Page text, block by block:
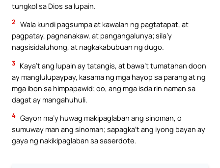
tungkol sa Dios sa lupain.
2 Wala kundi pagsumpa at kawalan ng pagtatapat, at
pagpatay, pagnanakaw, at pangangalunya; sila’y
nagsisidaluhong, at nagkakabubuan ng dugo.
3 Kaya’t ang lupain ay tatangis, at bawa’t tumatahan doon
ay manglulupaypay, kasama ng mga hayop sa parang at ng
mga ibon sa himpapawid; oo, ang mga isda rin naman sa
dagat ay mangahuhuli.
4 Gayon ma’y huwag makipaglaban ang sinoman, o
sumuway man ang sinoman; sapagka’t ang iyong bayan ay
gaya ng nakikipaglaban sa saserdote.